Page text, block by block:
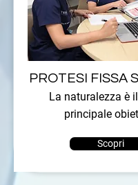
PROTESI FISSA
La naturalezza è
principale
Scopri